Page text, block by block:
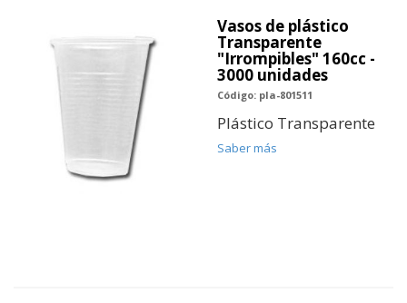
Vasos de plástico
Transparente
"Irrompibles" 160cc -
3000 unidades
Código: pla-801511
Plástico Transparente
Saber más